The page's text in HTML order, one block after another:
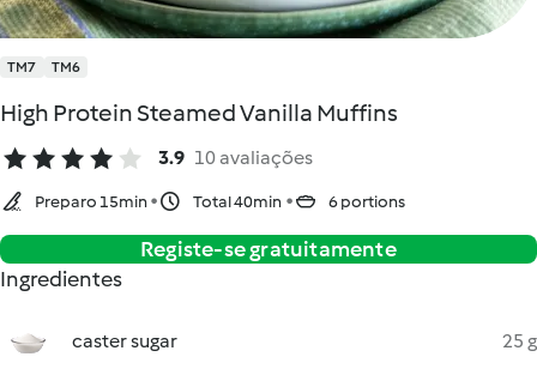
TM7 TM6
High Protein Steamed Vanilla Muffins
3.9 10 avaliações
Preparo 15min Total 40min 6 portions
Registe-se gratuitamente
Ingredientes
caster sugar 25 g